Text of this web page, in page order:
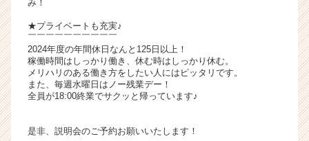
み！
★プライベートも充実♪
￣￣￣￣￣￣￣￣￣￣
2024年度の年間休日なんと125日以上！
稼働時間はしっかり働き、休む時はしっかり休む。
メリハリのある働き方をしたい人にはピッタリです。
また、毎週水曜日はノー残業デー！
全員が18:00終業でサクッと帰っています♪
是非、説明会のご予約お願いいたします！